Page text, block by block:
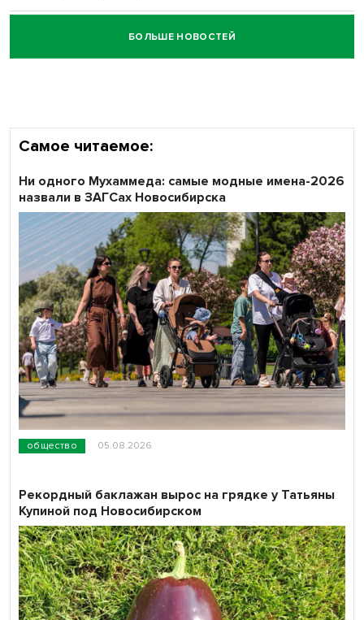
Честный выбор: видеонаблюдение обеспечит
объективность результатов ЕДГ в Новосибирской
БОЛЬШЕ НОВОСТЕЙ
Самое читаемое:
общество 05.08.2026
Ни одного Мухаммеда: самые модные имена-2026
назвали в ЗАГСах Новосибирска
Рекордный баклажан вырос на грядке у Татьяны
Купиной под Новосибирском